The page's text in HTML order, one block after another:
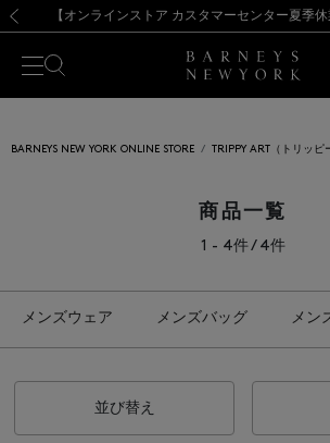
【夏季休業に伴う出荷一時停止のお知ら
熊本県を中心とした地震の影響によるお荷物
【開催中】SUMMER SALEのご案内・
【夏季休業に伴う出荷一時停止のお知ら
BARNEYS NEW YORK ONLINE STORE TRIPPY ART（トリッピ
商品一覧
1 - 4件 / 4件
メンズウェア メンズバッグ メン
並び替え